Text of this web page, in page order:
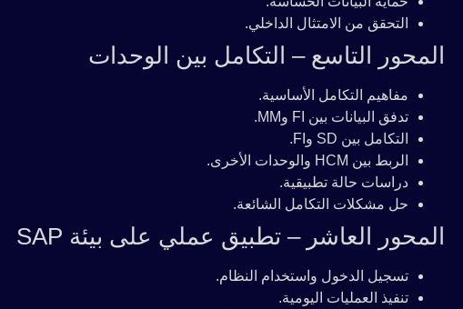
التحقق من الامتثال الداخلي.
المحور التاسع – التكامل بين الوحدات
مفاهيم التكامل الأساسية.
تدفق البيانات بين FI وMM.
التكامل بين SD وFI.
الربط بين HCM والوحدات الأخرى.
دراسات حالة تطبيقية.
حل مشكلات التكامل الشائعة.
المحور العاشر – تطبيق عملي على بيئة SAP
تسجيل الدخول واستخدام النظام.
تنفيذ العمليات اليومية.